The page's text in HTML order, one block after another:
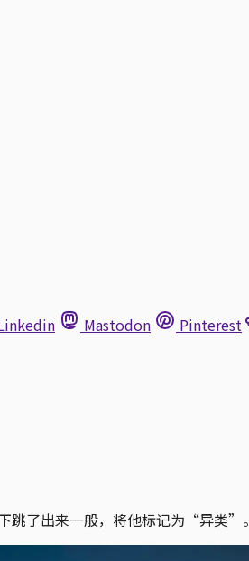
Mastodon Pinterest
跳了出来一般，将他标记为“异类”。